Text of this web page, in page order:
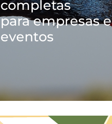
completas
para empresas e
eventos